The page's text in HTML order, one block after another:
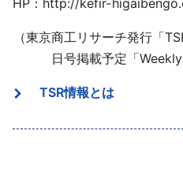
HP：http://kefir-
（東京商工リサーチ発行「
日号掲載予定「
TSR情報とは